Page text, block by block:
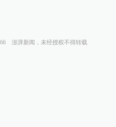
澎湃新闻，未经授权不得转载